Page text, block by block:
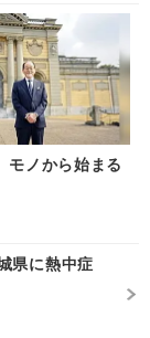
モノから始まる
県に熱中症